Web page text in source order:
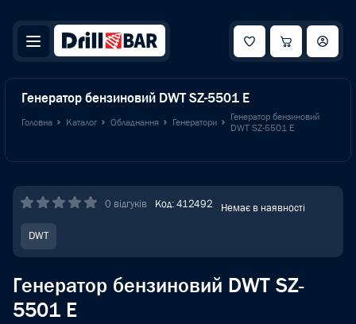
Генератор бензиновий DWT SZ-5501 E
Головна Каталог Обладнання Генератори
Генератор бензиновий
DWT SZ-5501 E
0 відгуків Код: 412492 Немає в наявності
DWT
Генератор бензиновий DWT SZ-
5501 E